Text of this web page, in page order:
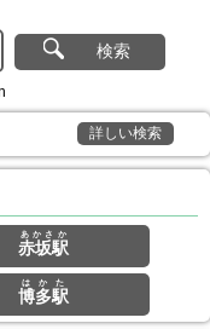
検索
詳しい検索
赤坂駅
あかさか
博多駅
はかた